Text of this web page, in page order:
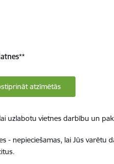
**
atzīmētās
uzlabotu vietnes darbību un
- nepieciešamas, lai Jūs